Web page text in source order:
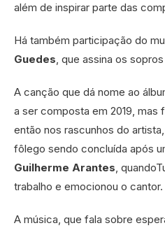
além de inspirar parte das
Há também participação do
Guedes , que assina os
A canção que dá nome ao
a ser composta em 2019, mas
então nos rascunhos do
fôlego sendo concluída após
Guilherme Arantes ,
trabalho e emocionou o cantor.
A música, que fala sobre